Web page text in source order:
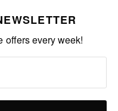
offers every week!